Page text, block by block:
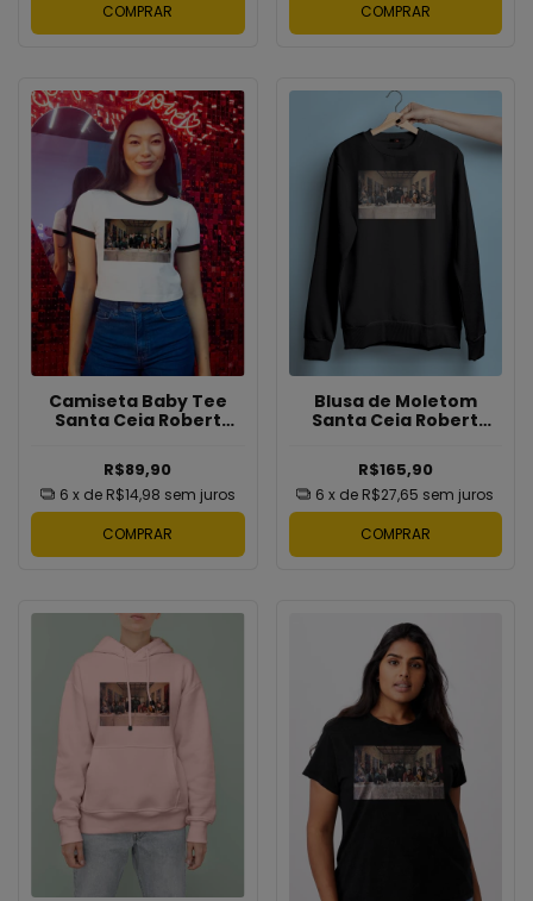
COMPRAR
COMPRAR
Camiseta Baby Tee
Santa Ceia Robert
R$89,90
6 x de R$14,98 sem juros
COMPRAR
Blusa de Moletom
Santa Ceia Robert
R$165,90
6 x de R$27,65 sem juros
COMPRAR